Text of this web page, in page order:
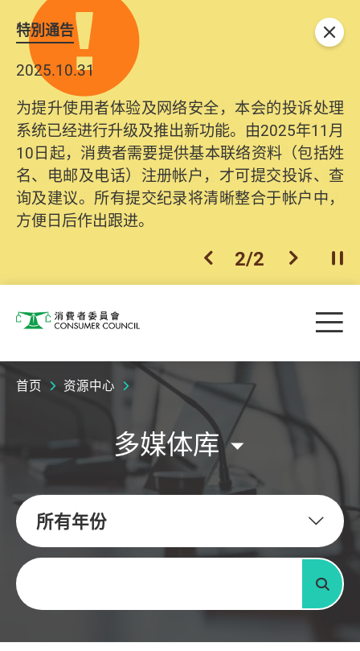
特別通告
2025.10.31
为提升使用者体验及网络安全，本会的投诉处理
系统已经进行升级及推出新功能。由2025年11月
10日起，消费者需要提供基本联络资料（包括姓
名、电邮及电话）注册帐户，才可提交投诉、查
询及建议。所有提交纪录将清晰整合于帐户中，
方便日后作出跟进。
上一个
2/2 下一个开
关闭
消费者委员会 目
首页 资源中心
多媒体库
所有年份
关键字
搜寻